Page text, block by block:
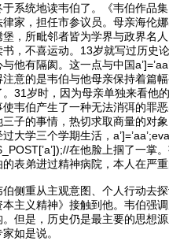
于系统地读韦伯了。《韦伯作品
律家，担任市参议员。母亲海伦
堡，所毗邻者皆为学界与政界名
书，不喜运动。13岁就写过历史
与他有隔阂。这一点与中国
注意的是韦伯与他母亲保持着篇
。31岁时，因为母亲单独来看他
使韦伯产生了一种无法消弭的罪
三子的事情，热切求取商量的对
过大学三个学期生活，
在他脸上掴了一掌
的表弟进过精神病院，本人在严
伯侧重从主观意图、个人行动去
本主义精神》接触到他。韦伯强
。但是，历史仍是最主要的思想
家如是说。